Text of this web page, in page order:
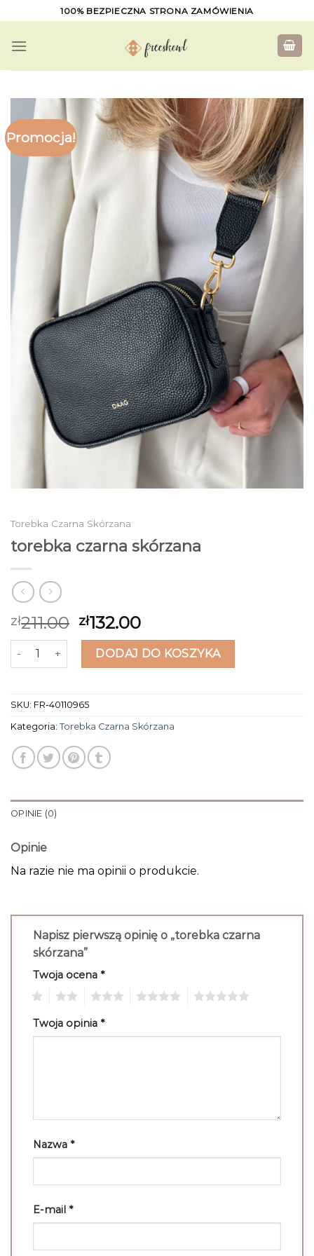
to
content
100% BEZPIECZNA STRONA ZAMÓWIENIA
Promocja!
Torebka Czarna Skórzana
torebka czarna skórzana
zł211.00 zł132.00
ilość torebka czarna skórzanaDODAJ DO KOSZYKA
SKU: FR-40110965
Kategoria: Torebka Czarna Skórzana
OPINIE (0)
Opinie
Na razie nie ma opinii o produkcie.
Napisz pierwszą opinię o „torebka czarna
skórzana”
Twoja ocena *
Twoja opinia *
Nazwa *
E-mail *